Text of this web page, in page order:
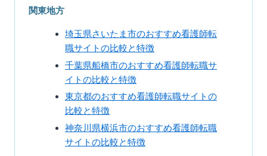
関東地方
埼玉県さいたま市のおすすめ看護師転
職サイトの比較と特徴
千葉県船橋市のおすすめ看護師転職サ
イトの比較と特徴
東京都のおすすめ看護師転職サイトの
比較と特徴
神奈川県横浜市のおすすめ看護師転職
サイトの比較と特徴